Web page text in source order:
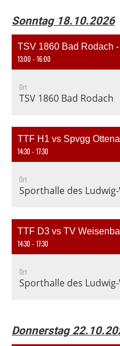
Sonntag 18.10.2026
TSV 1860 Bad Rodach
13:00 - 16:00
Ort
TSV 1860 Bad Rodach
TTF H1 vs Spvgg
14:30 - 17:30
Ort
Sporthalle des
TTF D3 vs TV
14:30 - 17:30
Ort
Sporthalle des
Donnerstag